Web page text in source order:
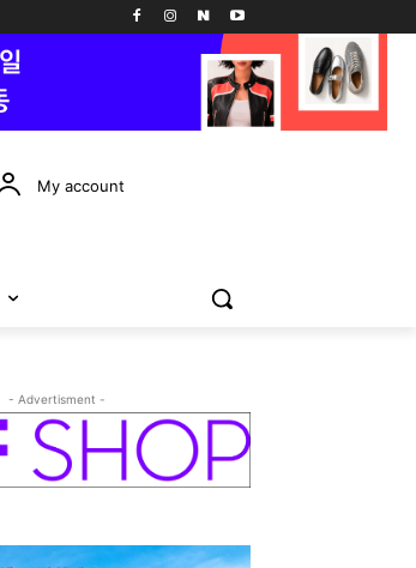
My account
- Advertisment -